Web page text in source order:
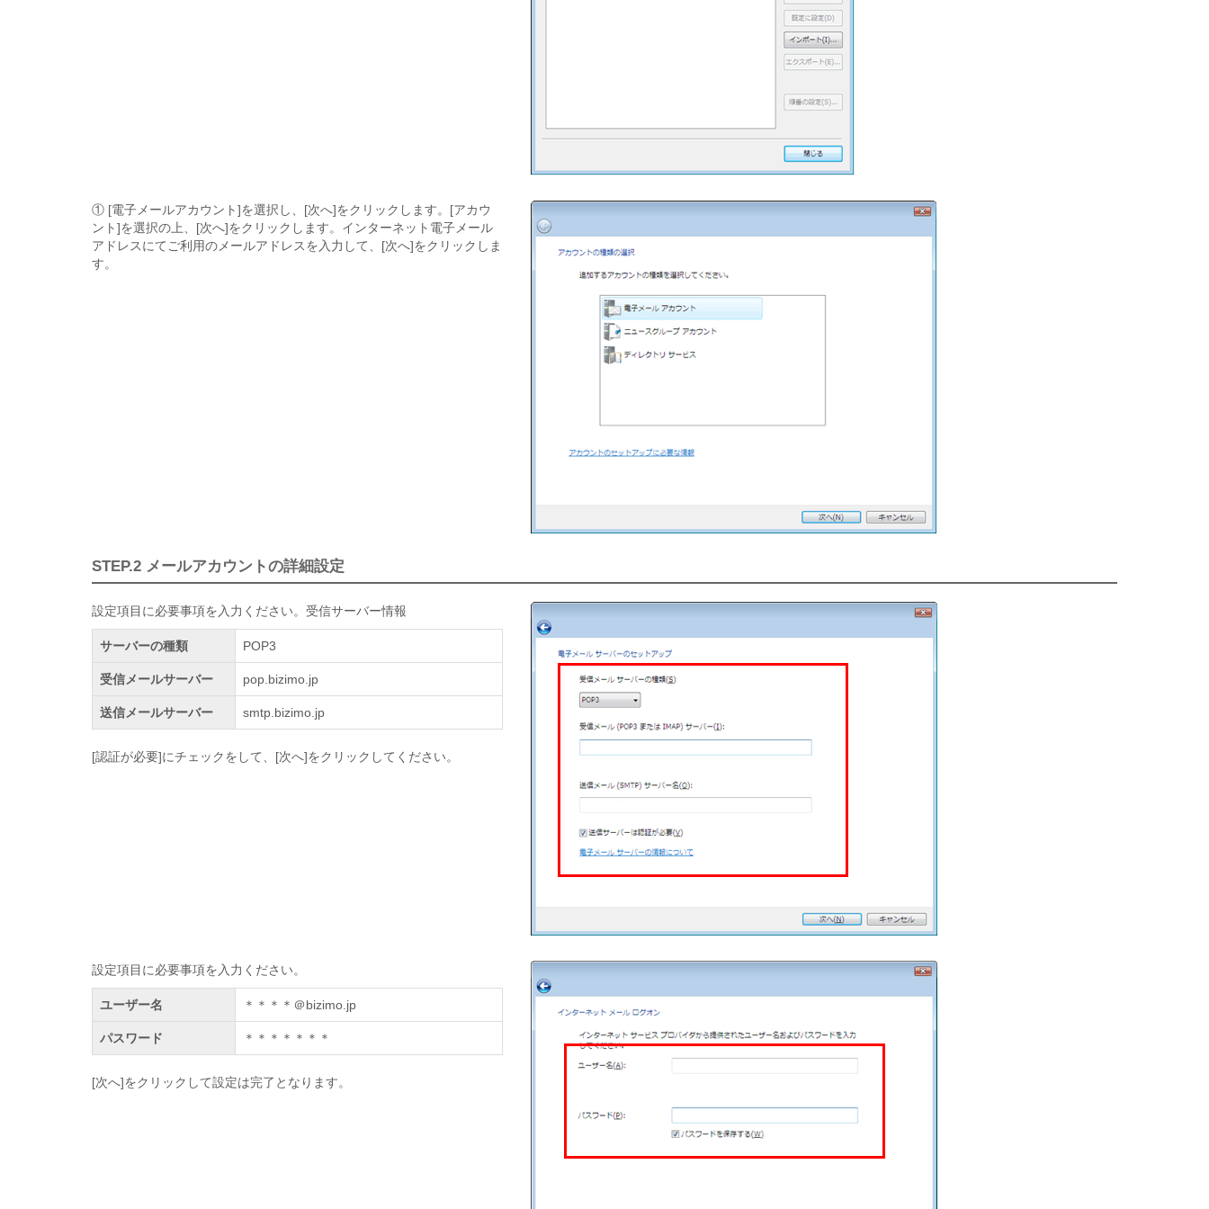
① [電子メールアカウント]を選択し、[次へ]をクリックします。[アカウ
ント]を選択の上、[次へ]をクリックします。インターネット電子メール
アドレスにてご利用のメールアドレスを入力して、[次へ]をクリックしま
す。
STEP.2 メールアカウントの詳細設定
設定項目に必要事項を入力ください。受信サーバー情報
サーバーの種類 POP3
受信メールサーバー pop.bizimo.jp
送信メールサーバー smtp.bizimo.jp
[認証が必要]にチェックをして、[次へ]をクリックしてください。
設定項目に必要事項を入力ください。
ユーザー名 ＊＊＊＊＠bizimo.jp
パスワード ＊＊＊＊＊＊＊
[次へ]をクリックして設定は完了となります。